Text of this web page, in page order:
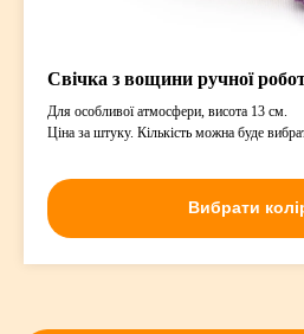
Свічка з вощини ручної
Для особливої атмосфери, висота 13 см.
Ціна за штуку. Кількість можна буде
Вибрати